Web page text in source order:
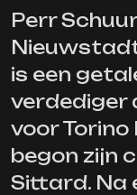
Perr
is een
verdediger
voor Torino
begon zijn
Sittard. Na